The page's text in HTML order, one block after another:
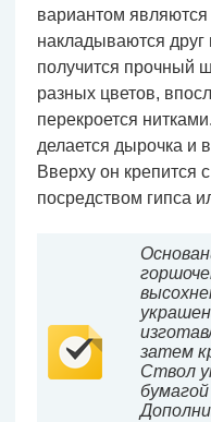
вариантом
накладываются друг
получится прочный
разных цветов,
перекроется
делается дырочка и
Вверху он крепится
посредством гипса
затем
Ствол